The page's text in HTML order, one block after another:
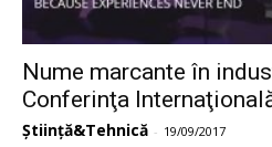
Nume marcante în
Conferinţa
Știință&Tehnică - 19/09/2017